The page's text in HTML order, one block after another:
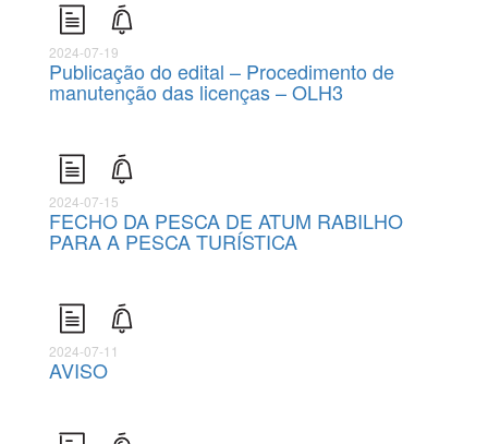
2024-07-19
Publicação do edital – Procedimento de
manutenção das licenças – OLH3
2024-07-15
FECHO DA PESCA DE ATUM RABILHO
PARA A PESCA TURÍSTICA
2024-07-11
AVISO